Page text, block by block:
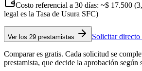
Costo referencial a 30 días: ~$ 17.500
legal es la Tasa de Usura SFC)
Ver los 29 prestamistas Solicitar directo
Comparar es gratis. Cada solicitud se
prestamista, que decide la aprobación según